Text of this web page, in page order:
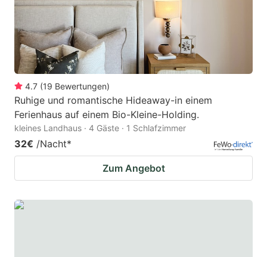
4.7 (19 Bewertungen)
Ruhige und romantische Hideaway-in einem
Ferienhaus auf einem Bio-Kleine-Holding.
kleines Landhaus · 4 Gäste · 1 Schlafzimmer
32€ /Nacht*
Zum Angebot